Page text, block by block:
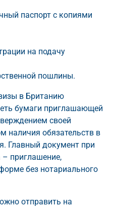
паспорт с копиями
на подачу
пошлины.
в Британию
бумаги приглашающей
своей
наличия обязательств в
Главный документ при
приглашение,
без нотариального
отправить на